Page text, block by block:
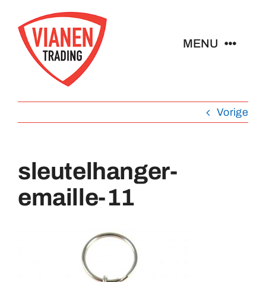
naar
inhoud
MENU
Pins
Abzeichen
Schlüsselanhänger
Vorige
sleutelhanger-
emaille-11